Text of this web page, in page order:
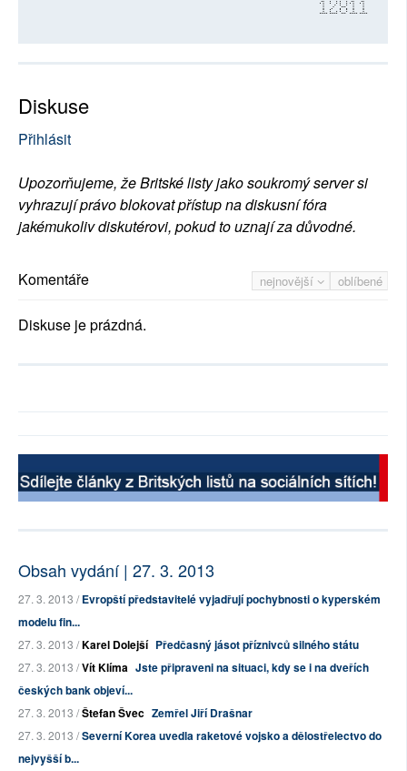
12811
Diskuse
Přihlásit
Upozorňujeme, že Britské listy jako soukromý server si
vyhrazují právo blokovat přístup na diskusní fóra
jakémukoliv diskutérovi, pokud to uznají za důvodné.
nejnovější oblíbené
Komentáře
Diskuse je prázdná.
Obsah vydání | 27. 3. 2013
27. 3. 2013 /Evropští představitelé vyjadřují pochybnosti o kyperském
modelu fin...
27. 3. 2013 /Karel Dolejší Předčasný jásot příznivců silného státu
27. 3. 2013 /Vít Klíma Jste připraveni na situaci, kdy se i na dveřích
českých bank objeví...
27. 3. 2013 /Štefan Švec Zemřel Jiří Drašnar
27. 3. 2013 /Severní Korea uvedla raketové vojsko a dělostřelectvo do
nejvyšší b...